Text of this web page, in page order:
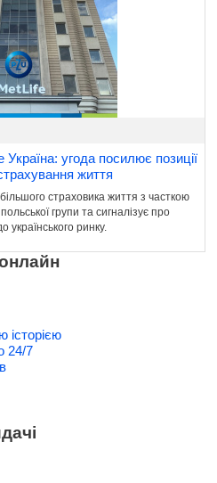
угода посилює позиції
життя
страховика життя з часткою
групи та сигналізує про
українського ринку.
історією
24/7